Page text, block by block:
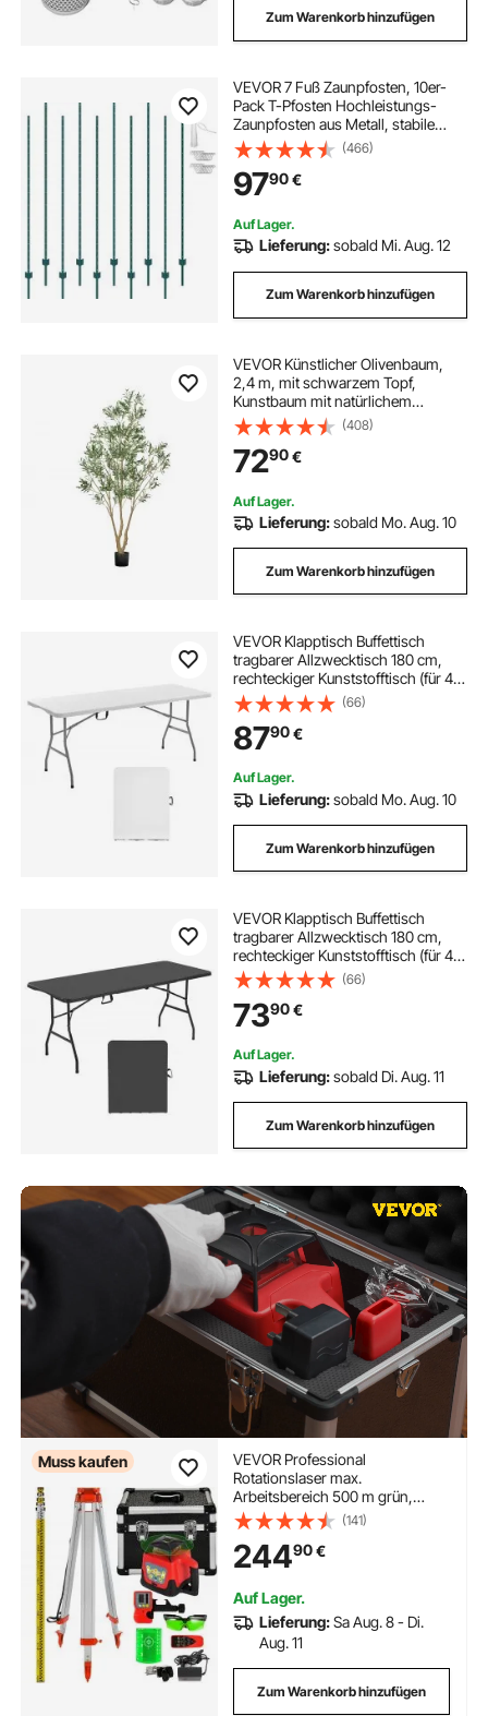
Zum Warenkorb hinzufügen
VEVOR 7 Fuß Zaunpfosten, 10er-
Pack T-Pfosten Hochleistungs-
Zaunpfosten aus Metall, stabile
Zaunpfähle aus Stahl für Gartenhof,
Rasen, Bauernhöfe und
Maschendrahtzäune im Freien,
grün
(466)
9790€
Auf Lager.
Lieferung:sobald Mi. Aug. 12
Zum Warenkorb hinzufügen
VEVOR Künstlicher Olivenbaum,
2,4 m, mit schwarzem Topf,
Kunstbaum mit natürlichem
Holzstamm & realistischen grünen
Blättern & Früchten, Kunstpflanze
für Innenbereich, Zuhause, Büro,
Wohnzimmer
(408)
7290€
Auf Lager.
Lieferung:sobald Mo. Aug. 10
Zum Warenkorb hinzufügen
VEVOR Klapptisch Buffettisch
tragbarer Allzwecktisch 180 cm,
rechteckiger Kunststofftisch (für 4-
6 Personen) mit integriertem Griff,
Gartentisch Campingtisch für
Partys Picknick Camping, weiß
(66)
8790€
Auf Lager.
Lieferung:sobald Mo. Aug. 10
Zum Warenkorb hinzufügen
VEVOR Klapptisch Buffettisch
tragbarer Allzwecktisch 180 cm,
rechteckiger Kunststofftisch (für 4-
6 Personen) mit integriertem Griff,
Gartentisch Campingtisch für
Partys Picknick Camping, Schwarz
(66)
7390€
Auf Lager.
Lieferung:sobald Di. Aug. 11
Zum Warenkorb hinzufügen
Muss kaufen
VEVOR Professional
Rotationslaser max.
Arbeitsbereich 500 m grün,
Linienlaser 360 Grad Laser
höhenmesser Wasser- und
staubdicht Außenbereich
Arbeitszeit 20 Stunden mit Stativ
& Herrscher Elektrik
(141)
24490€
Auf Lager.
Lieferung:Sa Aug. 8 - Di.
Aug. 11
Zum Warenkorb hinzufügen